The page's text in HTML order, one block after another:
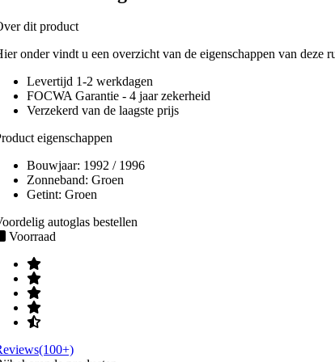
dit product
onder vindt u een overzicht van de eigenschappen van
Levertijd 1-2 werkdagen
FOCWA Garantie - 4 jaar zekerheid
Verzekerd van de laagste prijs
eigenschappen
Bouwjaar: 1992 / 1996
Zonneband: Groen
Getint: Groen
autoglas bestellen
Voorraad